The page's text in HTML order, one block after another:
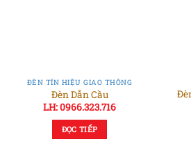
ĐÈN TÍN HIỆU GIAO THÔNG
Đèn Dẫn Cầu
LH: 0966.323.716
ĐỌC TIẾP